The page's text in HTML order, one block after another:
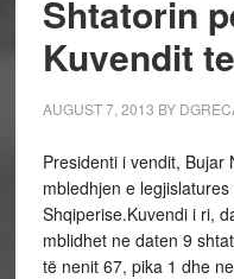
Shtatorin
Kuvendit
AUGUST 7, 2013 BY
Presidenti i vendit, Bujar
mbledhjen e
Shqiperise.Kuvendi i ri,
mblidhet ne daten 9
të nenit 67, pika 1 dhe